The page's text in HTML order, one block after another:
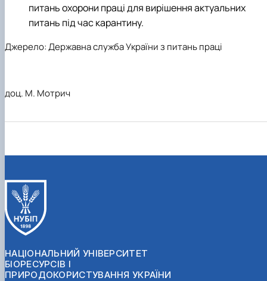
питань охорони праці для вирішення актуальних
питань під час карантину.
Джерело:Державна служба України з питань праці
доц. М. Мотрич
НАЦІОНАЛЬНИЙ УНІВЕРСИТЕТ
БІОРЕСУРСІВ І
ПРИРОДОКОРИСТУВАННЯ УКРАЇНИ